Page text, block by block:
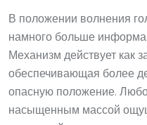
В положении волнения
намного больше
Механизм действует как
обеспечивающая более
опасную положение.
насыщенным массой